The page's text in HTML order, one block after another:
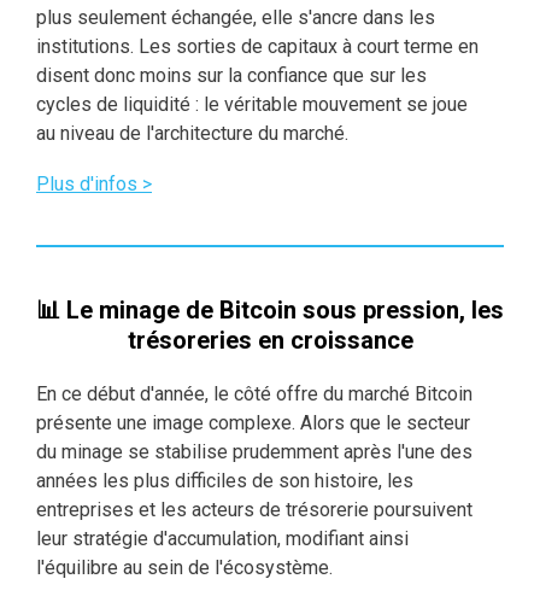
plus seulement échangée, elle s'ancre dans les
institutions. Les sorties de capitaux à court terme en
disent donc moins sur la confiance que sur les
cycles de liquidité : le véritable mouvement se joue
au niveau de l'architecture du marché.
Plus d'infos >
📊 Le minage de Bitcoin sous pression, les
trésoreries en croissance
En ce début d'année, le côté offre du marché Bitcoin
présente une image complexe. Alors que le secteur
du minage se stabilise prudemment après l'une des
années les plus difficiles de son histoire, les
entreprises et les acteurs de trésorerie poursuivent
leur stratégie d'accumulation, modifiant ainsi
l'équilibre au sein de l'écosystème.